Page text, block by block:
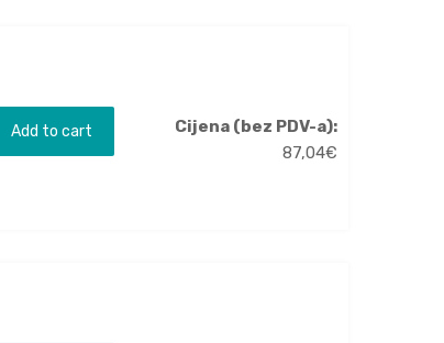
Add to cart
Cijena (bez PDV-a):
87,04€